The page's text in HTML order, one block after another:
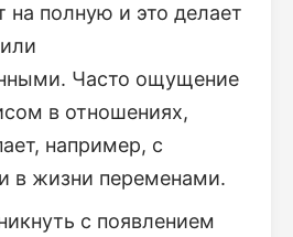
полную и это делает
Часто ощущение
в отношениях,
например, с
в жизни переменами.
с появлением